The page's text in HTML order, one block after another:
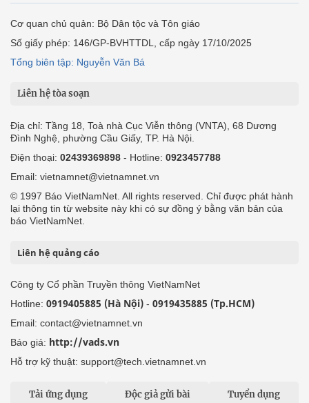
Cơ quan chủ quản: Bộ Dân tộc và Tôn giáo
Số giấy phép: 146/GP-BVHTTDL, cấp ngày 17/10/2025
Tổng biên tập: Nguyễn Văn Bá
Liên hệ tòa soạn
Địa chỉ: Tầng 18, Toà nhà Cục Viễn thông (VNTA), 68 Dương
Đình Nghệ, phường Cầu Giấy, TP. Hà Nội.
Điện thoại: 02439369898 - Hotline: 0923457788
Email: vietnamnet@vietnamnet.vn
© 1997 Báo VietNamNet. All rights reserved. Chỉ được phát hành
lại thông tin từ website này khi có sự đồng ý bằng văn bản của
báo VietNamNet.
Liên hệ quảng cáo
Công ty Cổ phần Truyền thông VietNamNet
Hotline: 0919405885 (Hà Nội) - 0919435885 (Tp.HCM)
Email: contact@vietnamnet.vn
Báo giá: http://vads.vn
Hỗ trợ kỹ thuật: support@tech.vietnamnet.vn
Tải ứng dụng Độc giả gửi bài Tuyển dụng